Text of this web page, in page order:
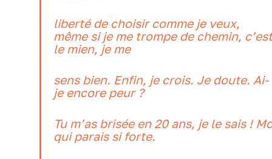
liberté de choisir comme je veux,
même si je me trompe de chemin, c’est
le mien, je me
sens bien. Enfin, je crois. Je doute. Ai-
je encore peur ?
Tu m’as brisée en 20 ans, je le sais !
qui parais si forte.